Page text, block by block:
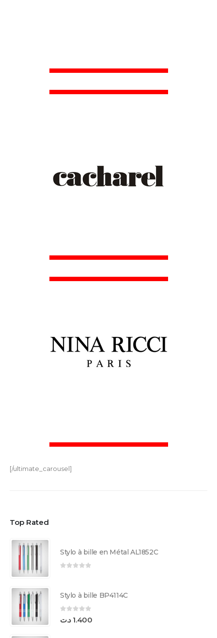
[/ultimate_carousel]
Top Rated
Stylo à bille en Métal AL1852C
Stylo à bille BP4114C
sur 51.400 د.ت